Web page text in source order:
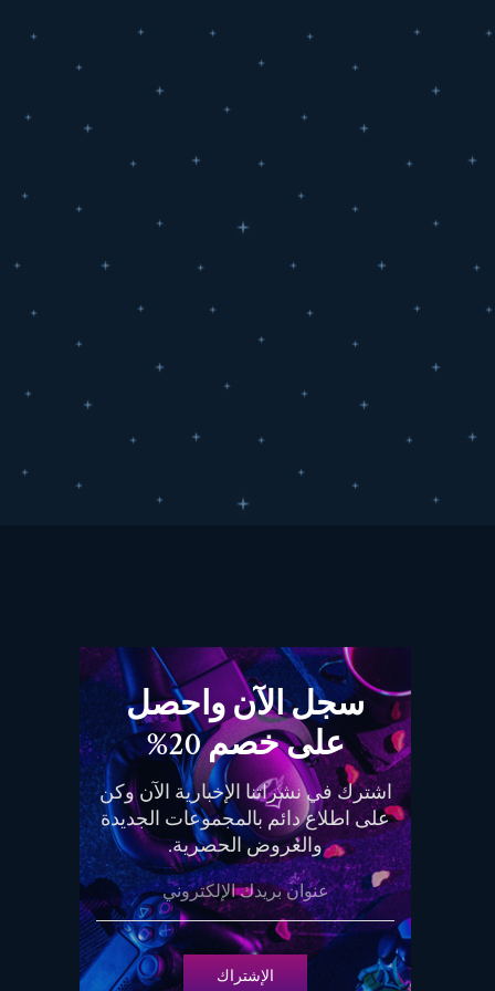
سجل الآن واحصل
على خصم 20%
اشترك في نشراتنا الإخبارية الآن وكن
على اطلاع دائم بالمجموعات الجديدة
والعروض الحصرية.
الإشتراك